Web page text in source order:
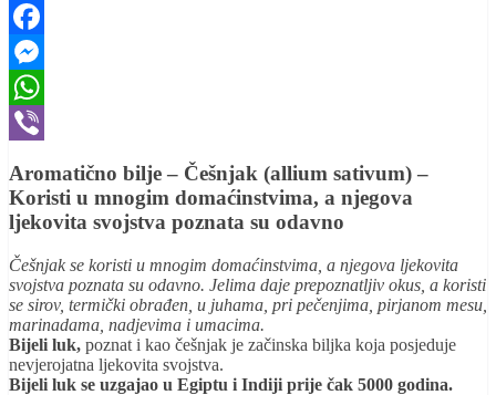
Facebook
Messenger
WhatsApp
Aromatično bilje – Češnjak (allium sativum) –
Koristi u mnogim domaćinstvima, a njegova
ljekovita svojstva poznata su odavno
Češnjak se koristi u mnogim domaćinstvima, a njegova ljekovita
svojstva poznata su odavno. Jelima daje prepoznatljiv okus, a koristi
se sirov, termički obrađen, u juhama, pri pečenjima, pirjanom mesu,
marinadama, nadjevima i umacima.
Bijeli luk, poznat i kao češnjak je začinska biljka koja posjeduje
nevjerojatna ljekovita svojstva.
Bijeli luk se uzgajao u Egiptu i Indiji prije čak 5000 godina.